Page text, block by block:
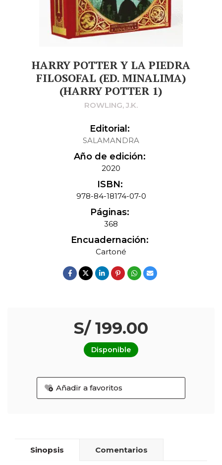
HARRY POTTER Y LA PIEDRA
FILOSOFAL (ED. MINALIMA)
(HARRY POTTER 1)
ROWLING, J.K.
Editorial:
SALAMANDRA
Año de edición:
2020
ISBN:
978-84-18174-07-0
Páginas:
368
Encuadernación:
Cartoné
S/ 199.00
Disponible
Añadir a favoritos
Sinopsis Comentarios